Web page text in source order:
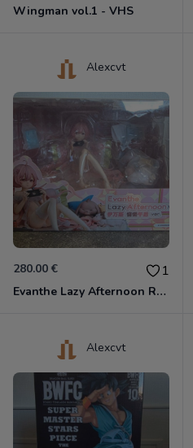
Wingman vol.1 - VHS
Alexcvt
280.00 € 1
Evanthe Lazy Afternoon Red Pride of Eden
Alexcvt